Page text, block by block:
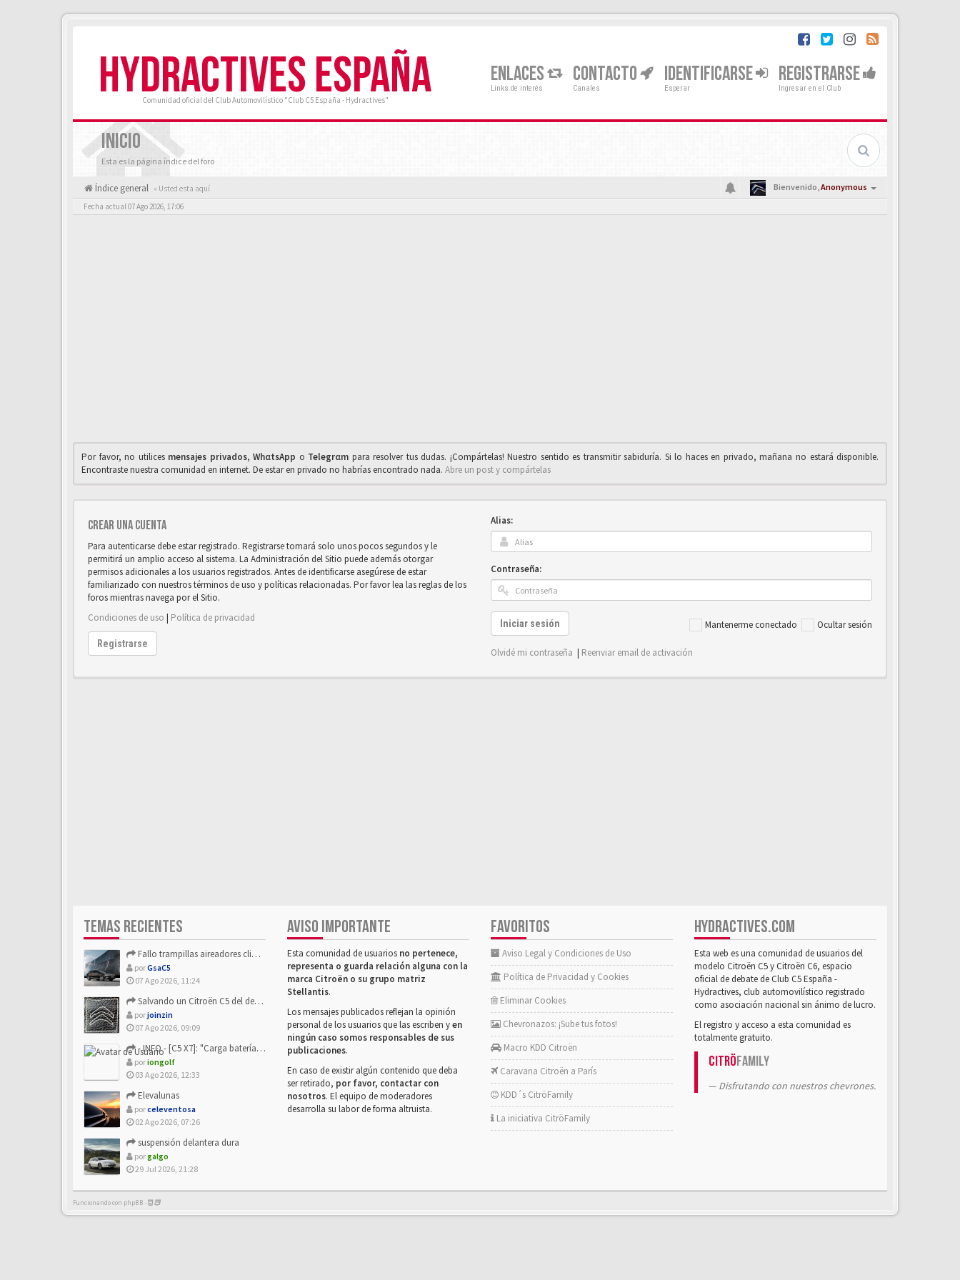
HYDRACTIVES ESPAÑA
Comunidad oficial del Club Automovilístico "Club C5 España - Hydractives"
ENLACES
Links de interés
CONTACTO
Canales
IDENTIFICARSE
Esperar
REGISTRARSE
Ingresar en el Club
INICIO
Esta es la página índice del foro
Índice general « Usted esta aquí Bienvenido,Anonymous
Fecha actual 07 Ago 2026, 17:06
Por favor, no utilices mensajes privados,WhαtsApp o Telegrαm para resolver tus dudas. ¡Compártelas! Nuestro sentido es transmitir sabiduría. Si lo haces en privado, mañana no estará disponible.
Encontraste nuestra comunidad en internet. De estar en privado no habrías encontrado nada. Abre un post y compártelas
Crear una cuenta
Para autenticarse debe estar registrado. Registrarse tomará solo unos pocos segundos y le
permitirá un amplio acceso al sistema. La Administración del Sitio puede además otorgar
permisos adicionales a los usuarios registrados. Antes de identificarse asegúrese de estar
familiarizado con nuestros términos de uso y políticas relacionadas. Por favor lea las reglas de los
foros mientras navega por el Sitio.
Condiciones de uso | Política de privacidad
Registrarse
Alias:
Contraseña:
Mantenerme conectado Ocultar sesión
Iniciar sesión
Olvidé mi contraseña | Reenviar email de activación
TEMAS RECIENTES
Fallo trampillas aireadores climatizador
porGsaC5
07 Ago 2026, 11:24
Salvando un Citroën C5 del desguace: Presentación y seguimiento
porjoinzin
07 Ago 2026, 09:09
- INFO - [C5 X7]: "Carga batería o alimentación eléctri...
poriongolf
03 Ago 2026, 12:33
Elevalunas
porceleventosa
02 Ago 2026, 07:26
suspensión delantera dura
porgalgo
29 Jul 2026, 21:28
AVISO IMPORTANTE
Esta comunidad de usuarios no pertenece,
representa o guarda relación alguna con la
marca Citroën o su grupo matriz
Stellantis.
Los mensajes publicados reflejan la opinión
personal de los usuarios que las escriben yen
ningún caso somos responsables de sus
publicaciones.
En caso de existir algún contenido que deba
ser retirado, por favor, contactar con
nosotros. El equipo de moderadores
desarrolla su labor de forma altruista.
FAVORITOS
Aviso Legal y Condiciones de Uso
Política de Privacidad y Cookies
Eliminar Cookies
Chevronazos: ¡Sube tus fotos!
Macro KDD Citroën
Caravana Citroën a París
KDD´s CitröFamily
La iniciativa CitröFamily
HYDRACTIVES.COM
Esta web es una comunidad de usuarios del
modelo Citroën C5 y Citroën C6, espacio
oficial de debate de Club C5 España -
Hydractives, club automovilístico registrado
como asociación nacional sin ánimo de lucro.
El registro y acceso a esta comunidad es
totalmente gratuito.
CitröFamily
Disfrutando con nuestros chevrones.
Funcionando con phpBB -